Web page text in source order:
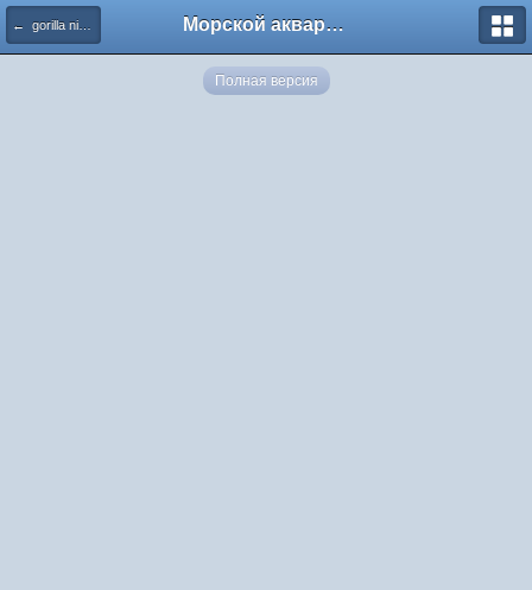
← gorilla nipples Морской аквариум. Форумы ReefCentral.ru
Полная версия